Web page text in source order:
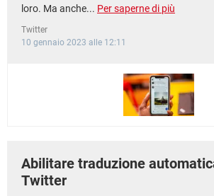
loro. Ma anche... Per saperne di più
Twitter
10 gennaio 2023 alle 12:11
Abilitare traduzione
Twitter